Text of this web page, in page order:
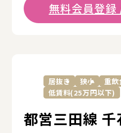
無料会員登録
居抜き 狭小
重飲
低賃料(25万円以下)
都営三田線 千